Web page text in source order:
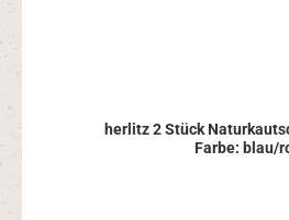
herlitz 2 Stück
Farbe: blau/